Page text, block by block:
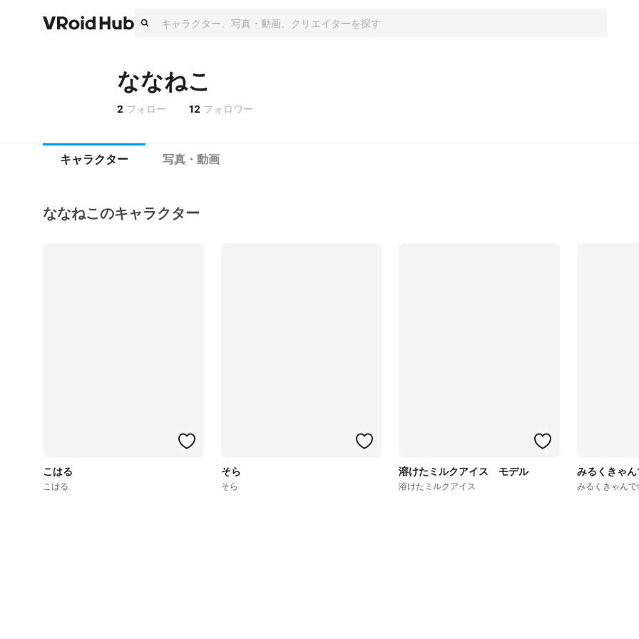
ななねこ
2 フォロー 12 フォロワー
キャラクター 写真・動画
ななねこのキャラクター
こはる
こはる
そら
そら
溶けたミルクアイス モデル
溶けたミルクアイス
みるくきゃん
みるくきゃんで